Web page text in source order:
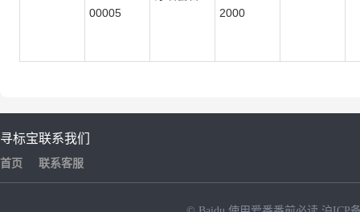
00005
2000
寻标宝
首页
联系我们
联系客服